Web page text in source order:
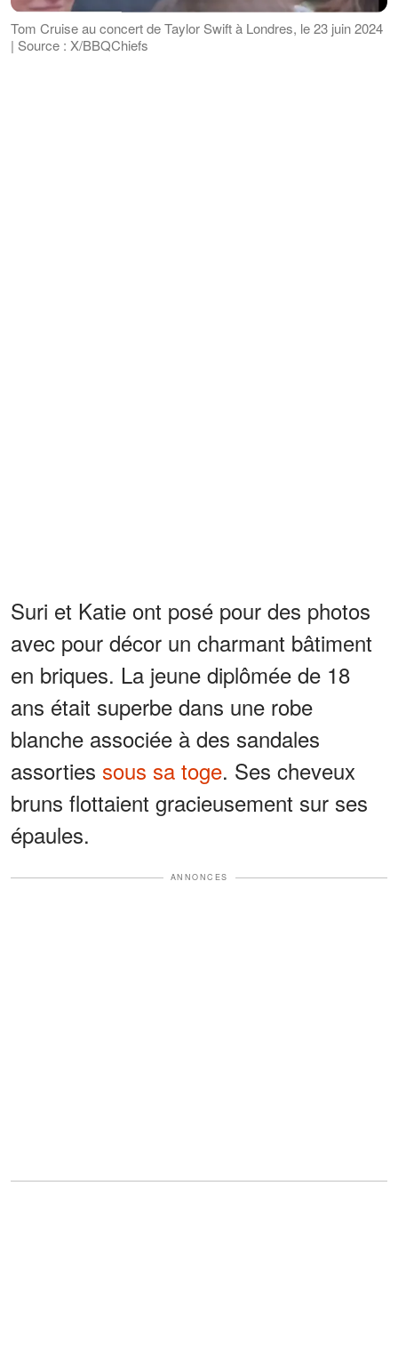
Tom Cruise au concert de Taylor Swift à Londres, le 23 juin 2024
| Source : X/BBQChiefs
Suri et Katie ont posé pour des photos
avec pour décor un charmant bâtiment
en briques. La jeune diplômée de 18
ans était superbe dans une robe
blanche associée à des sandales
assorties sous sa toge. Ses cheveux
bruns flottaient gracieusement sur ses
épaules.
ANNONCES